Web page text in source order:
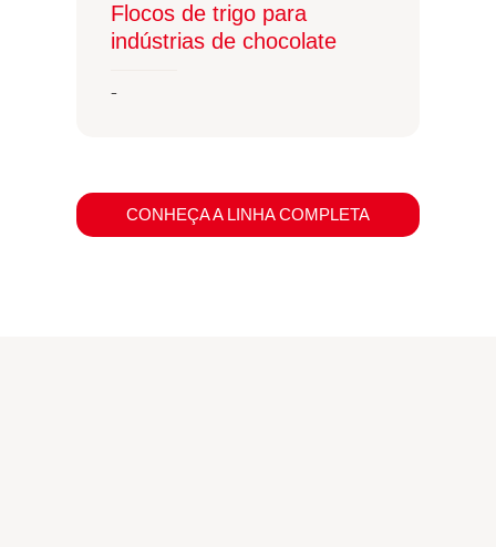
Flocos de trigo para
indústrias de chocolate
-
CONHEÇA A LINHA COMPLETA